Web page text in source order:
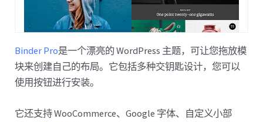
Binder Pro是一个漂亮的 WordPress 主题，可让您拖放模
块来创建自己的布局。它包括多种交钥匙设计，您可以
使用按钮进行安装。
它还支持 WooCommerce、Google 字体、自定义小部